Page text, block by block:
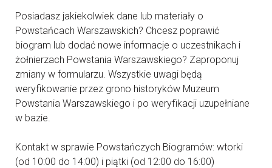
Posiadasz jakiekolwiek dane lub materiały o
Powstańcach Warszawskich? Chcesz poprawić
biogram lub dodać nowe informacje o uczestnikach i
żołnierzach Powstania Warszawskiego? Zaproponuj
zmiany w formularzu. Wszystkie uwagi będą
weryfikowanie przez grono historyków Muzeum
Powstania Warszawskiego i po weryfikacji uzupełniane
w bazie.
Kontakt w sprawie Powstańczych Biogramów: wtorki
(od 10:00 do 14:00) i piątki (od 12:00 do 16:00)